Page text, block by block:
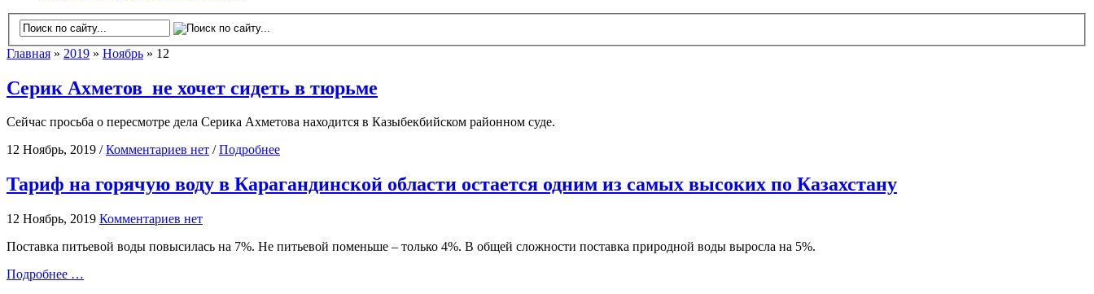
Главная » 2019 » Ноябрь » 12
Серик Ахметов не хочет сидеть в тюрьме
Сейчас просьба о пересмотре дела Серика Ахметова находится в Казыбекбийском районном суде.
12 Ноябрь, 2019 /Комментариев нет /Подробнее
Тариф на горячую воду в Карагандинской области остается одним из самых высоких по Казахстану
12 Ноябрь, 2019 Комментариев нет
Поставка питьевой воды повысилась на 7%. Не питьевой поменьше – только 4%. В общей сложности поставка природной воды выросла на 5%.
Подробнее …